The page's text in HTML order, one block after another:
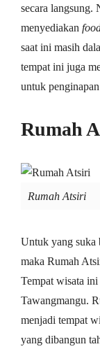
secara langsung.
menyediakan
saat ini masih
tempat ini juga
untuk
Rumah
Rumah Atsiri
Untuk yang suka
maka Rumah
Tempat wisata
Tawangmangu.
menjadi tempat
yang dibangun